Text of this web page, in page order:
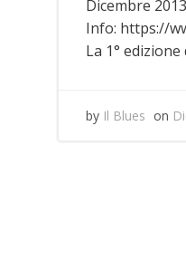
Dicembre
Info: https://
La 1°
by Il Blues on